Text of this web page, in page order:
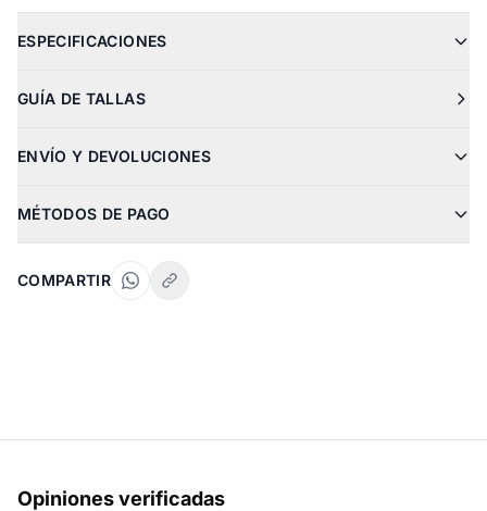
ESPECIFICACIONES
GUÍA DE TALLAS
ENVÍO Y DEVOLUCIONES
MÉTODOS DE PAGO
COMPARTIR
Opiniones verificadas